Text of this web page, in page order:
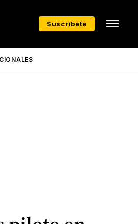
Suscríbete